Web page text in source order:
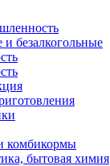
безалкогольные
комбикормы
бытовая химия